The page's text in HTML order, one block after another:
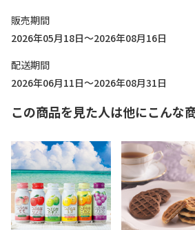
販売期間
2026年05月18日～2026年08月16日
配送期間
2026年06月11日～2026年08月31日
この商品を見た人は他にこんな